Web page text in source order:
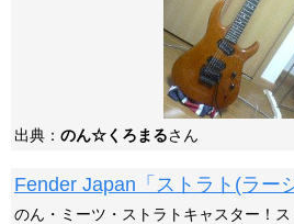
出典： のん☆くろまるさん
Fender Japan「ストラト(ラー
のん・ミーツ・ストラトキャスター！